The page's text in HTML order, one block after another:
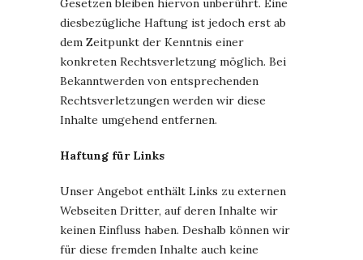
Gesetzen bleiben hiervon unberührt. Eine
diesbezügliche Haftung ist jedoch erst ab
dem Zeitpunkt der Kenntnis einer
konkreten Rechtsverletzung möglich. Bei
Bekanntwerden von entsprechenden
Rechtsverletzungen werden wir diese
Inhalte umgehend entfernen.
Haftung für Links
Unser Angebot enthält Links zu externen
Webseiten Dritter, auf deren Inhalte wir
keinen Einfluss haben. Deshalb können wir
für diese fremden Inhalte auch keine